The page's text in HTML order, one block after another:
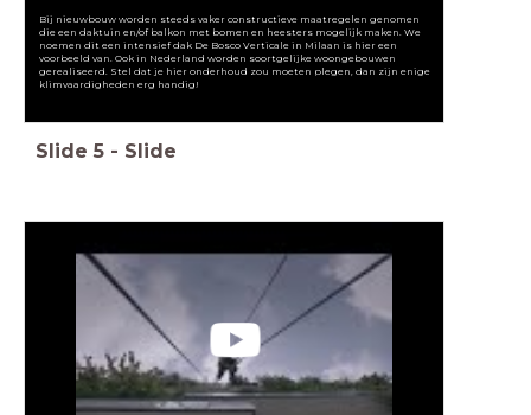
Bij nieuwbouw worden steeds vaker constructieve maatregelen genomen
die een daktuin en/of balkon met bomen en heesters mogelijk maken. We
noemen dit een intensief dak De Bosco Verticale in Milaan is hier een
voorbeeld van. Ook in Nederland worden soortgelijke woongebouwen
gerealiseerd. Stel dat je hier onderhoud zou moeten plegen, dan zijn enige
klimvaardigheden erg handig!
Slide 5 - Slide